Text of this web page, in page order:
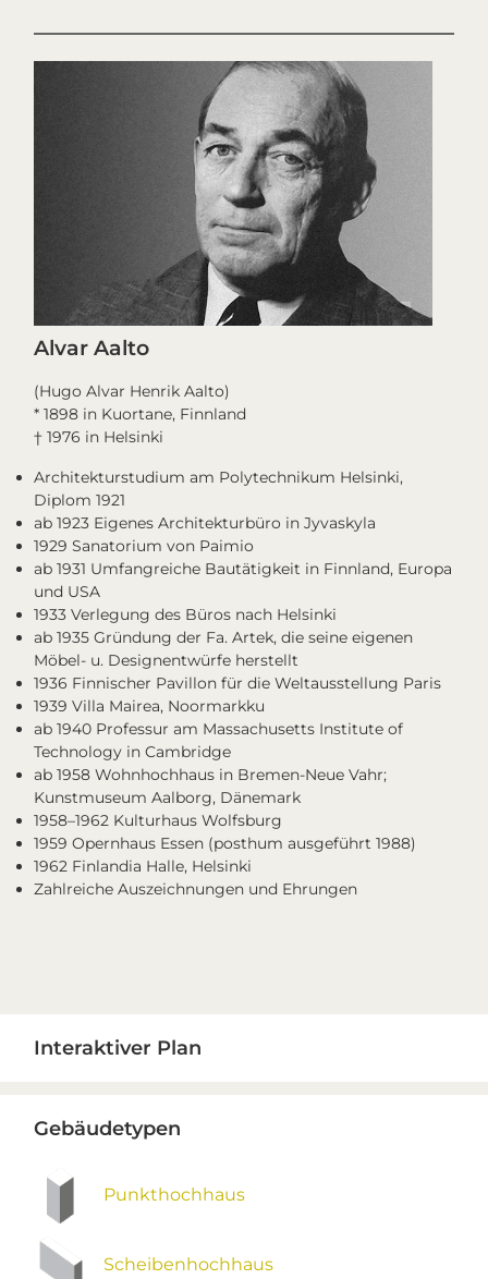
Alvar Aalto
(Hugo Alvar Henrik Aalto)
* 1898 in Kuortane, Finnland
† 1976 in Helsinki
Architekturstudium am Polytechnikum Helsinki,
Diplom 1921
ab 1923 Eigenes Architekturbüro in Jyvaskyla
1929 Sanatorium von Paimio
ab 1931 Umfangreiche Bautätigkeit in Finnland, Europa
und USA
1933 Verlegung des Büros nach Helsinki
ab 1935 Gründung der Fa. Artek, die seine eigenen
Möbel- u. Designentwürfe herstellt
1936 Finnischer Pavillon für die Weltausstellung Paris
1939 Villa Mairea, Noormarkku
ab 1940 Professur am Massachusetts Institute of
Technology in Cambridge
ab 1958 Wohnhochhaus in Bremen-Neue Vahr;
Kunstmuseum Aalborg, Dänemark
1958–1962 Kulturhaus Wolfsburg
1959 Opernhaus Essen (posthum ausgeführt 1988)
1962 Finlandia Halle, Helsinki
Zahlreiche Auszeichnungen und Ehrungen
Sidebar
Interaktiver Plan
Gebäudetypen
Punkthochhaus
Scheibenhochhaus